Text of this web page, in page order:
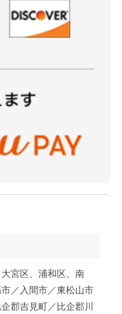
宮区、浦和区、南
／入間市／東松山市
郡吉見町／比企郡川